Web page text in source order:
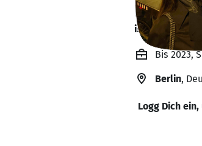
is looking to
Bis 2023,
Berlin,
Logg Dich